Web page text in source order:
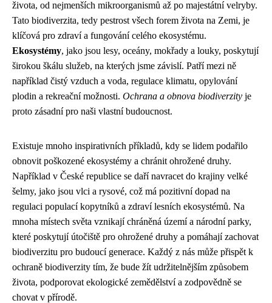
života, od nejmenších mikroorganismů až po majestátní velryby.
Tato biodiverzita, tedy pestrost všech forem života na Zemi, je
klíčová pro zdraví a fungování celého ekosystému.
Ekosystémy, jako jsou lesy, oceány, mokřady a louky, poskytují
širokou škálu služeb, na kterých jsme závislí. Patří mezi ně
například čistý vzduch a voda, regulace klimatu, opylování
plodin a rekreační možnosti. Ochrana a obnova biodiverzity je
proto zásadní pro naši vlastní budoucnost.
Existuje mnoho inspirativních příkladů, kdy se lidem podařilo
obnovit poškozené ekosystémy a chránit ohrožené druhy.
Například v České republice se daří navracet do krajiny velké
šelmy, jako jsou vlci a rysové, což má pozitivní dopad na
regulaci populací kopytníků a zdraví lesních ekosystémů. Na
mnoha místech světa vznikají chráněná území a národní parky,
které poskytují útočiště pro ohrožené druhy a pomáhají zachovat
biodiverzitu pro budoucí generace. Každý z nás může přispět k
ochraně biodiverzity tím, že bude žít udržitelnějším způsobem
života, podporovat ekologické zemědělství a zodpovědně se
chovat v přírodě.